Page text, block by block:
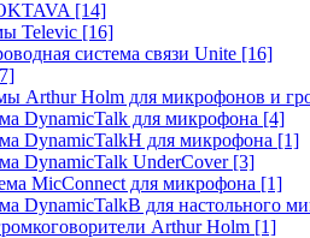
[14]
Televic [16]
система связи Unite [16]
Arthur Holm для микрофонов и
DynamicTalk для микрофона [4]
DynamicTalkH для микрофона [1]
DynamicTalk UnderCover [3]
MicConnect для микрофона [1]
DynamicTalkB для настольного
Arthur Holm [1]